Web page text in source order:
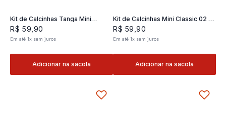
Kit de Calcinhas Tanga Mini
Classic 02- 2 und
R$ 59 90
Em até1x sem juros
Adicionar na sacola
Kit de Calcinhas Mini Classic 02 -
2 und
R$ 59 ,90
Em até 1x sem juros
Adicionar na sacola